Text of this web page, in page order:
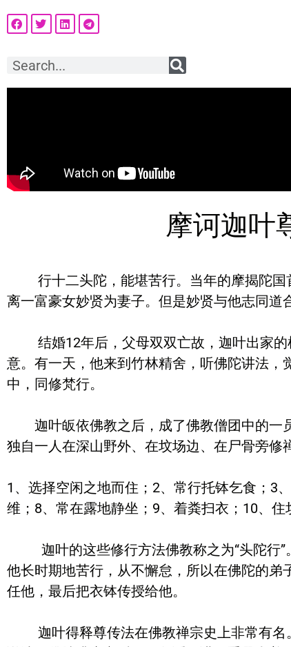
摩诃迦叶
行十二头陀，能堪苦行。当年的摩揭陀国
离一富豪女妙贤为妻子。但是妙贤与他志同道
结婚12年后，父母双双亡故，迦叶出家的
意。有一天，他来到竹林精舍，听佛陀讲法
中，同修梵行。
迦叶皈依佛教之后，成了佛教僧团中的一
独自一人在深山野外、在坟场边、在尸骨旁修
1、选择空闲之地而住；2、常行托钵乞食；3
维；8、常在露地静坐；9、着粪扫衣；10、住
迦叶的这些修行方法佛教称之为“头陀行”。
他长时期地苦行，从不懈怠，所以在佛陀的弟
任他，最后把衣钵传授给他。
迦叶得释尊传法在佛教禅宗史上非常有名